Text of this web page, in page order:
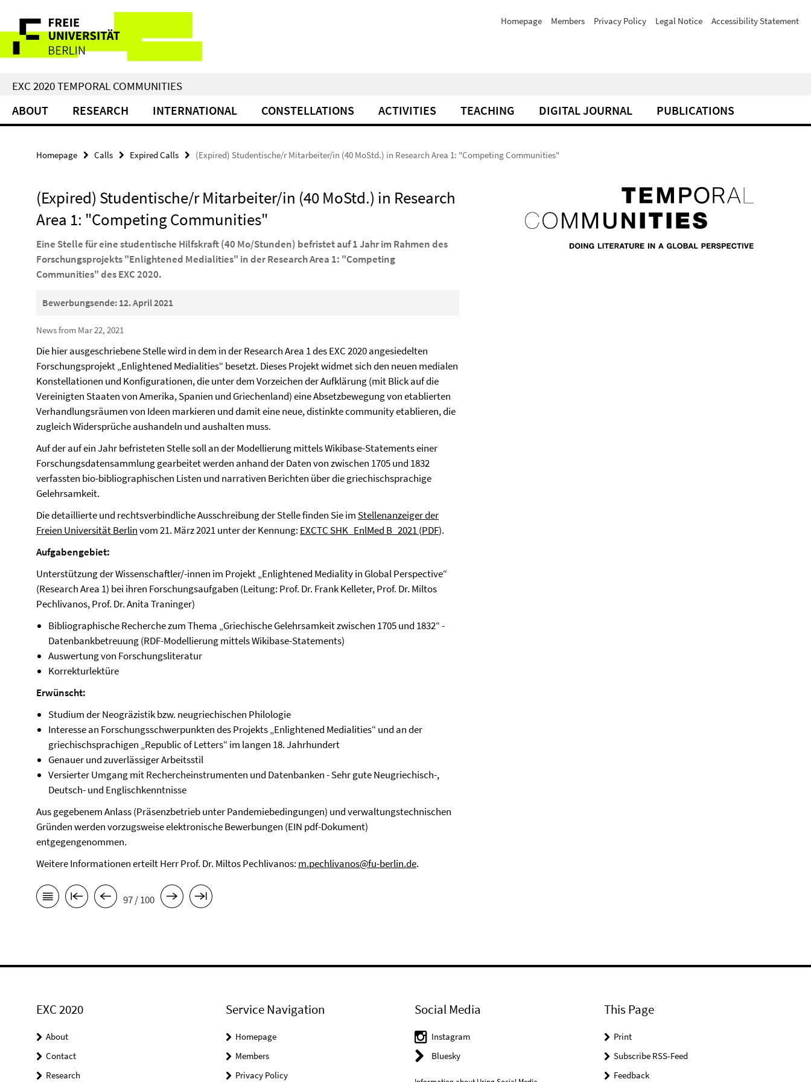
direkt
Inhalt
Service
Navigation
Homepage Members Privacy Policy Legal Notice Accessibility Statement
EXC 2020 TEMPORAL COMMUNITIES
ABOUT RESEARCH INTERNATIONAL CONSTELLATIONS ACTIVITIES TEACHING DIGITAL JOURNAL PUBLICATIONS
Homepage Calls Expired Calls (Expired) Studentische/r Mitarbeiter/in (40 MoStd.) in Research Area 1: "Competing Communities"
(Expired) Studentische/r Mitarbeiter/in (40 MoStd.) in Research
Area 1: "Competing Communities"
Eine Stelle für eine studentische Hilfskraft (40 Mo/Stunden) befristet auf 1 Jahr im Rahmen des
Forschungsprojekts "Enlightened Medialities" in der Research Area 1: "Competing
Communities" des EXC 2020.
Bewerbungsende: 12. April 2021
News from Mar 22, 2021
Die hier ausgeschriebene Stelle wird in dem in der Research Area 1 des EXC 2020 angesiedelten
Forschungsprojekt „Enlightened Medialities“ besetzt. Dieses Projekt widmet sich den neuen medialen
Konstellationen und Konfigurationen, die unter dem Vorzeichen der Aufklärung (mit Blick auf die
Vereinigten Staaten von Amerika, Spanien und Griechenland) eine Absetzbewegung von etablierten
Verhandlungsräumen von Ideen markieren und damit eine neue, distinkte community etablieren, die
zugleich Widersprüche aushandeln und aushalten muss.
Auf der auf ein Jahr befristeten Stelle soll an der Modellierung mittels Wikibase-Statements einer
Forschungsdatensammlung gearbeitet werden anhand der Daten von zwischen 1705 und 1832
verfassten bio-bibliographischen Listen und narrativen Berichten über die griechischsprachige
Gelehrsamkeit.
Die detaillierte und rechtsverbindliche Ausschreibung der Stelle finden Sie im Stellenanzeiger der
Freien Universität Berlinvom 21. März 2021 unter der Kennung: EXCTC SHK_EnlMed B_2021(PDF).
Aufgabengebiet:
Unterstützung der Wissenschaftler/-innen im Projekt „Enlightened Mediality in Global Perspective“
(Research Area 1) bei ihren Forschungsaufgaben (Leitung: Prof. Dr. Frank Kelleter, Prof. Dr. Miltos
Pechlivanos, Prof. Dr. Anita Traninger)
Bibliographische Recherche zum Thema „Griechische Gelehrsamkeit zwischen 1705 und 1832“ -
Datenbankbetreuung (RDF-Modellierung mittels Wikibase-Statements)
Auswertung von Forschungsliteratur
Korrekturlektüre
Erwünscht:
Studium der Neogräzistik bzw. neugriechischen Philologie
Interesse an Forschungsschwerpunkten des Projekts „Enlightened Medialities“ und an der
griechischsprachigen „Republic of Letters“ im langen 18. Jahrhundert
Genauer und zuverlässiger Arbeitsstil
Versierter Umgang mit Rechercheinstrumenten und Datenbanken - Sehr gute Neugriechisch-,
Deutsch- und Englischkenntnisse
Aus gegebenem Anlass (Präsenzbetrieb unter Pandemiebedingungen) und verwaltungstechnischen
Gründen werden vorzugsweise elektronische Bewerbungen (EIN pdf-Dokument)
entgegengenommen.
Weitere Informationen erteilt Herr Prof. Dr. Miltos Pechlivanos: m.pechlivanos@fu-berlin.de.
97 / 100
EXC 2020
About
Contact
Research
Service Navigation
Homepage
Members
Privacy Policy
Social Media
Instagram
Bluesky
This Page
Print
Subscribe RSS-Feed
Feedback